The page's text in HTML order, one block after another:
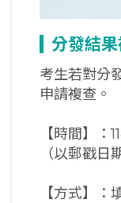
分發結
考生若對分
申請複查。
【時間】：
（以郵戳日
【方式】